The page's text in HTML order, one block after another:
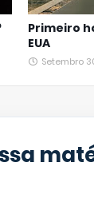
Primeiro
EUA
Setembro